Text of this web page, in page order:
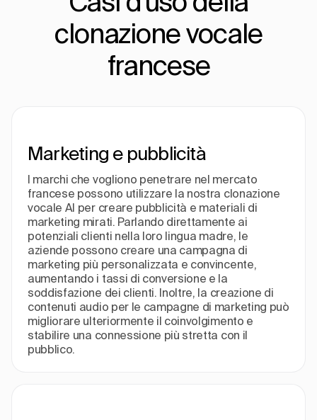
clonazione vocale
francese
Marketing e pubblicità
I marchi che vogliono penetrare nel mercato
francese possono utilizzare la nostra clonazione
vocale AI per creare pubblicità e materiali di
marketing mirati. Parlando direttamente ai
potenziali clienti nella loro lingua madre, le
aziende possono creare una campagna di
marketing più personalizzata e convincente,
aumentando i tassi di conversione e la
soddisfazione dei clienti. Inoltre, la creazione di
contenuti audio per le campagne di marketing può
migliorare ulteriormente il coinvolgimento e
stabilire una connessione più stretta con il
pubblico.